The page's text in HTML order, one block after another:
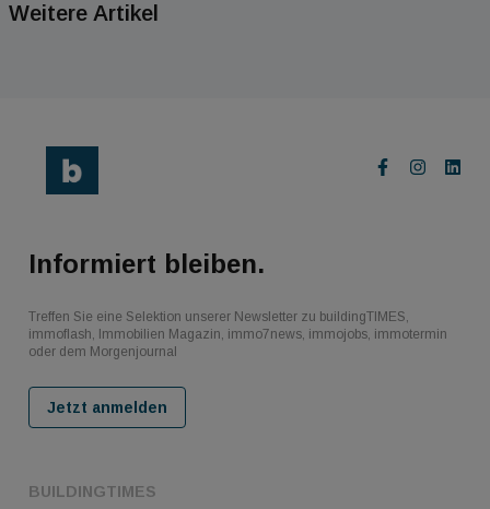
Weitere Artikel
BUILDINGTIMES
Informiert bleiben.
Treffen Sie eine Selektion unserer Newsletter zu buildingTIMES,
immoflash, Immobilien Magazin, immo7news, immojobs, immotermin
oder dem Morgenjournal
Jetzt anmelden